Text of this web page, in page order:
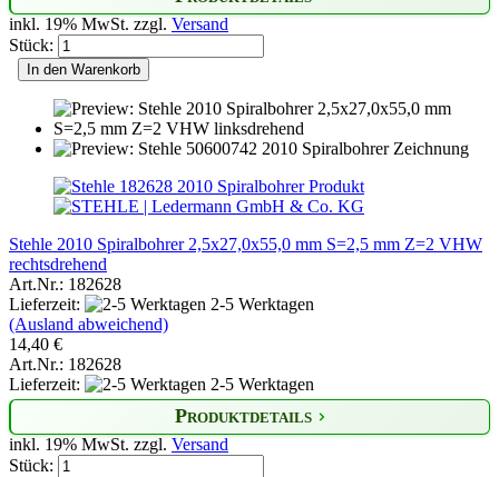
inkl. 19% MwSt. zzgl. Versand
Stück:
In den Warenkorb
Stehle 2010 Spiralbohrer 2,5x27,0x55,0 mm S=2,5 mm Z=2 VHW
rechtsdrehend
Art.Nr.: 182628
Lieferzeit:
2-5 Werktagen
(Ausland abweichend)
14,40 €
Art.Nr.: 182628
Lieferzeit:
2-5 Werktagen
Produktdetails
inkl. 19% MwSt. zzgl. Versand
Stück: